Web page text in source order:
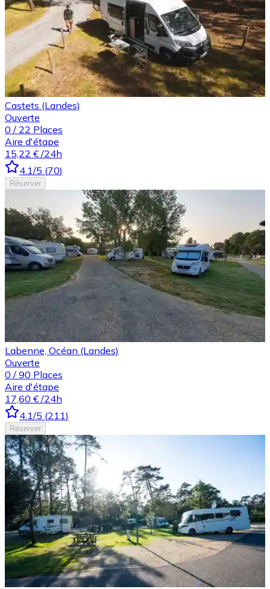
Castets (Landes)
Ouverte
0 / 22 Places
Aire d'étape
15,22 € /24h
4.1/5 (70)
Réserver
Labenne, Océan (Landes)
Ouverte
0 / 90 Places
Aire d'étape
17,60 € /24h
4.1/5 (211)
Réserver